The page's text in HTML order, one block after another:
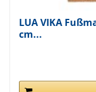
LUA VIKA
cm...